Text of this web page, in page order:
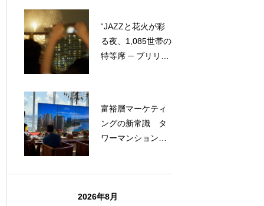
“JAZZと花火が彩
る夜、1,085世帯の
特等席 ─ ブリリア
富裕層マーケティ
ングの新常識 タ
ワーマンション内
2026年8月